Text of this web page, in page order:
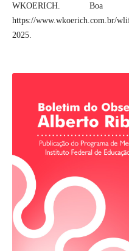
WKOERICH. Boa
https://www.wkoerich.com.br/
2025.